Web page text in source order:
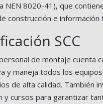
NEN 8020-41), que
construcción e información
SCC
de montaje cuenta
y maneja todos los
de alta calidad. También
y cursos para garantizar